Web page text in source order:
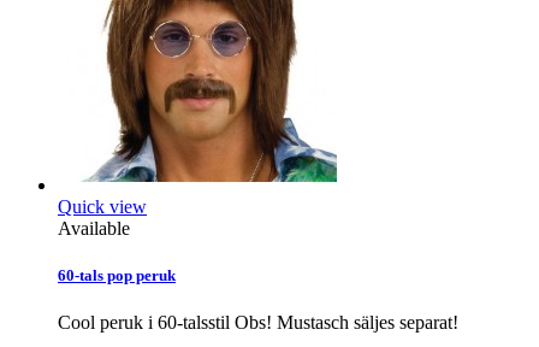
Quick view
Available
60-tals pop peruk
Cool peruk i 60-talsstil Obs! Mustasch säljes separat!